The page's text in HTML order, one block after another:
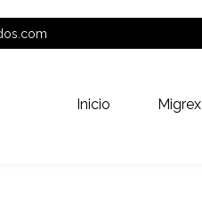
Inicio Migrex